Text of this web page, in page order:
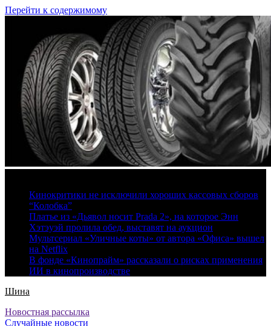
Перейти к содержимому
Кинокритики не исключили хороших кассовых сборов
“Колобка”
Платье из «Дьявол носит Prada 2», на которое Энн
Хэтэуэй пролила обед, выставят на аукцион
Мультсериал «Уличные коты» от автора «Офиса» вышел
на Netflix
В фонде «Кинопрайм» рассказали о рисках применения
ИИ в кинопроизводстве
Шина
Новостная рассылка
Случайные новости